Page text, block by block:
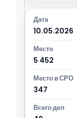
10.05.2026
5 452
347